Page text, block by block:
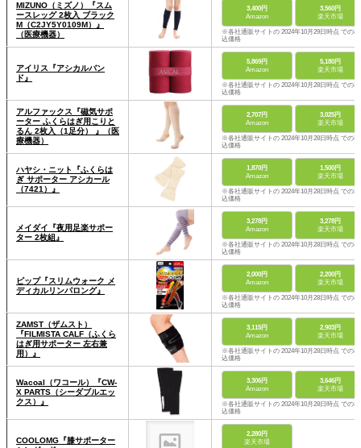
MIZUNO（ミズノ）『スム
ースレッグ 2枚入 ブラック
M（C2JY5Y0109M）』
（医療機器）
3,400円
Amazon
3,560円
楽天市場
※各社通販サイトの 2024年10月29日時点 での税
込価格
アイリス『アシカルバン
ド』
5,869円
Amazon
5,180円
楽天市場
※各社通販サイトの 2024年10月28日時点 での税
込価格
アルファックス『磁気サポ
ーター ふくらはぎ用こりと
るん 2枚入（1足分） 』（医
療機器）
2,707円
Amazon
3,025円
楽天市場
※各社通販サイトの 2024年10月28日時点 での税
込価格
ハヤシ・ニット『ふくらは
ぎ サポーター アシカール
（7421）』
1,870円
Amazon
1,500円
楽天市場
※各社通販サイトの 2024年10月28日時点 での税
込価格
メイダイ『夜用足楽サポー
ター 2枚組』
3,278円
Amazon
3,278円
楽天市場
※各社通販サイトの 2024年10月28日時点 での税
込価格
ピップ『スリムウォーク メ
ディカルリンパロング』
2,000円
Amazon
2,200円
楽天市場
※各社通販サイトの 2024年10月28日時点 での税
込価格
ZAMST（ザムスト）
『FILMISTA CALF（ふくら
はぎ用サポーター 左右兼
用）』
3,115円
Amazon
2,903円
楽天市場
※各社通販サイトの 2024年10月28日時点 での税
込価格
Wacoal（ワコール）『CW-
X PARTS（シーダブルエッ
クス）』
3,306円
Amazon
3,646円
楽天市場
※各社通販サイトの 2024年10月28日時点 での税
込価格
COOLOMG『膝サポーター
2,280円
楽天市場